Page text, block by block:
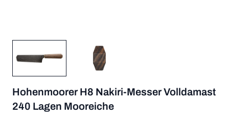
Hohenmoorer H8 Nakiri-Messer Volldamast
240 Lagen Mooreiche